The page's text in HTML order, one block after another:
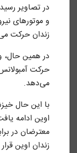
در تصاویر
و موتورهای
زندان حرکت
در همین حال،
حرکت
می‌دهد.
با این حال
اوین ادامه
معترضان در
زندان اوین